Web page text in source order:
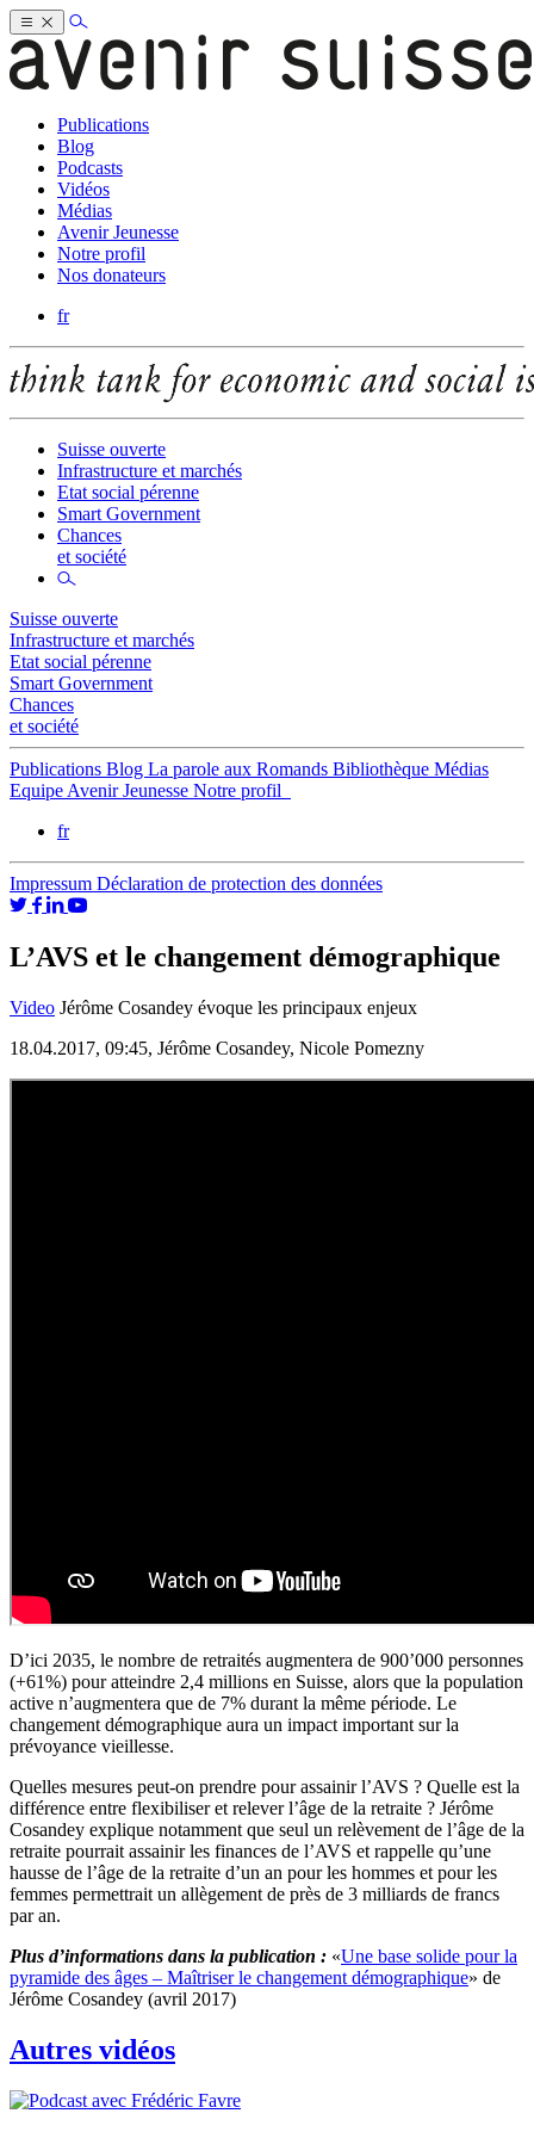
Publications
Blog
Podcasts
Vidéos
Médias
Avenir Jeunesse
Notre profil
Nos donateurs
fr
Suisse ouverte
Infrastructure et marchés
Etat social pérenne
Smart Government
Chances
et société
Suisse ouverte
Infrastructure et marchés
Etat social pérenne
Smart Government
Chances
et société
Publications Blog La parole aux Romands Bibliothèque Médias
Equipe Avenir Jeunesse Notre profil
fr
Impressum Déclaration de protection des données
L’AVS et le changement démographique
Video Jérôme Cosandey évoque les principaux enjeux
18.04.2017, 09:45, Jérôme Cosandey, Nicole Pomezny
D’ici 2035, le nombre de retraités augmentera de 900’000 personnes
(+61%) pour atteindre 2,4 millions en Suisse, alors que la population
active n’augmentera que de 7% durant la même période. Le
changement démographique aura un impact important sur la
prévoyance vieillesse.
Quelles mesures peut-on prendre pour assainir l’AVS ? Quelle est la
différence entre flexibiliser et relever l’âge de la retraite ? Jérôme
Cosandey explique notamment que seul un relèvement de l’âge de la
retraite pourrait assainir les finances de l’AVS et rappelle qu’une
hausse de l’âge de la retraite d’un an pour les hommes et pour les
femmes permettrait un allègement de près de 3 milliards de francs
par an.
Plus d’informations dans la publication : «Une base solide pour la
pyramide des âges – Maîtriser le changement démographique» de
Jérôme Cosandey (avril 2017)
Autres vidéos